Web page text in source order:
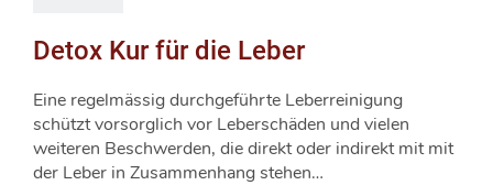
Detox Kur für die Leber
Eine regelmässig durchgeführte Leberreinigung
schützt vorsorglich vor Leberschäden und vielen
weiteren Beschwerden, die direkt oder indirekt mit mit
der Leber in Zusammenhang stehen…